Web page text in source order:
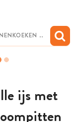
ijs met